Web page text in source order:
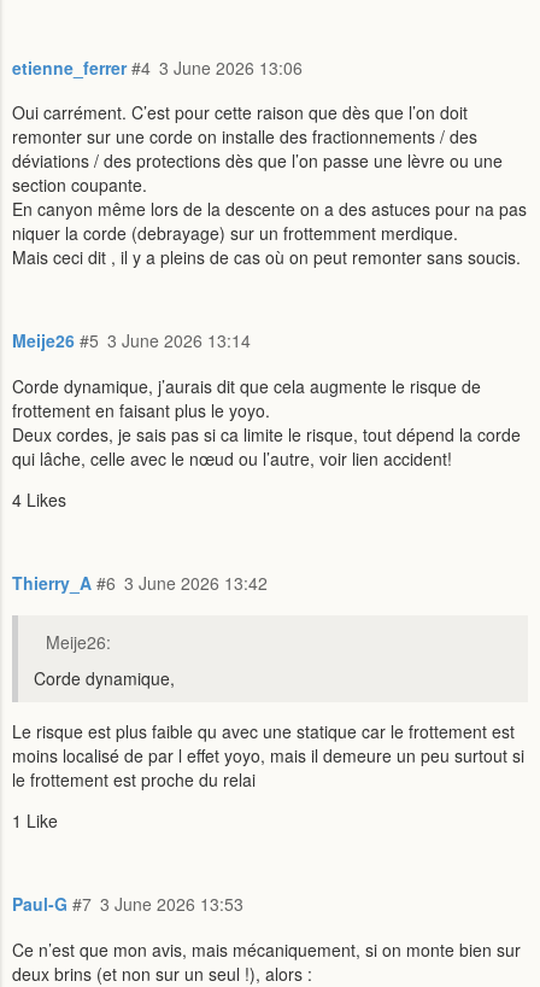
etienne_ferrer 3 June 2026 13:06
#4
Oui carrément. C’est pour cette raison que dès que l’on doit
remonter sur une corde on installe des fractionnements / des
déviations / des protections dès que l’on passe une lèvre ou une
section coupante.
En canyon même lors de la descente on a des astuces pour na pas
niquer la corde (debrayage) sur un frottemment merdique.
Mais ceci dit , il y a pleins de cas où on peut remonter sans soucis.
Meije26 3 June 2026 13:14
#5
Corde dynamique, j’aurais dit que cela augmente le risque de
frottement en faisant plus le yoyo.
Deux cordes, je sais pas si ca limite le risque, tout dépend la corde
qui lâche, celle avec le nœud ou l’autre, voir lien accident!
4 Likes
Thierry_A 3 June 2026 13:42
#6
Meije26:
Corde dynamique,
Le risque est plus faible qu avec une statique car le frottement est
moins localisé de par l effet yoyo, mais il demeure un peu surtout si
le frottement est proche du relai
1 Like
Paul-G 3 June 2026 13:53
#7
Ce n’est que mon avis, mais mécaniquement, si on monte bien sur
deux brins (et non sur un seul !), alors :